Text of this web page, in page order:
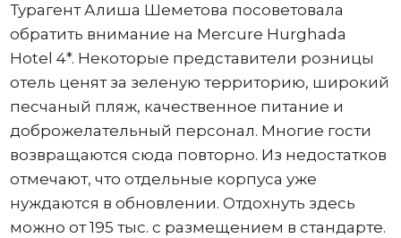
Турагент Алиша Шеметова посоветовала
обратить внимание на Mercure Hurghada
Hotel 4*. Некоторые представители розницы
отель ценят за зеленую территорию, широкий
песчаный пляж, качественное питание и
доброжелательный персонал. Многие гости
возвращаются сюда повторно. Из недостатков
отмечают, что отдельные корпуса уже
нуждаются в обновлении. Отдохнуть здесь
можно от 195 тыс. с размещением в стандарте.